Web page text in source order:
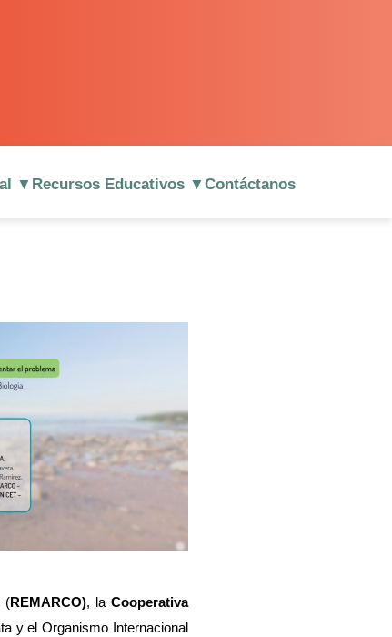
▼ Recursos Educativos ▼Contáctanos
(REMARCO), la Cooperativa
y el Organismo Internacional